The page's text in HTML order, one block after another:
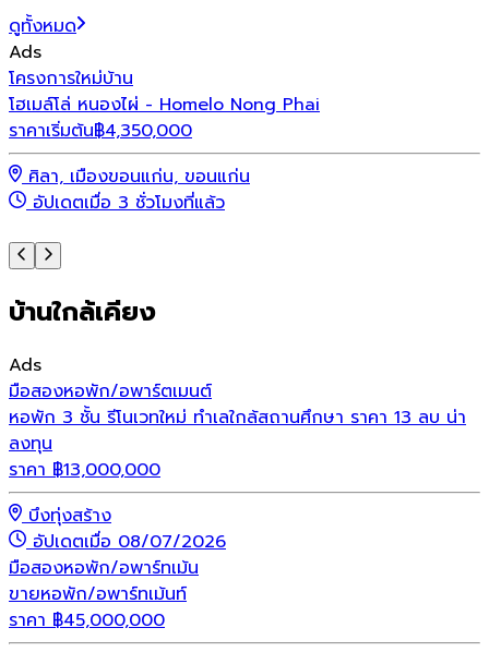
ดูทั้งหมด
Ads
โครงการใหม่บ้าน
โฮเมล์โล่ หนองไผ่ - Homelo Nong Phai
ราคาเริ่มต้น฿4,350,000
ศิลา, เมืองขอนแก่น, ขอนแก่น
อัปเดตเมื่อ 3 ชั่วโมงที่แล้ว
บ้านใกล้เคียง
Ads
มือสองหอพัก/อพาร์ตเมนต์
หอพัก 3 ชั้น รีโนเวทใหม่ ทำเลใกล้สถานศึกษา ราคา 13 ลบ น่า
ลงทุน
ราคา ฿13,000,000
บึงทุ่งสร้าง
อัปเดตเมื่อ 08/07/2026
มือสองหอพัก/อพาร์ทเม้น
ขายหอพัก/อพาร์ทเม้นท์
ราคา ฿45,000,000